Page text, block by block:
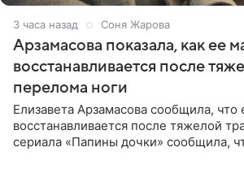
3 часа назад Соня Жарова
Арзамасова показала, как ее
восстанавливается после
перелома ноги
Елизавета Арзамасова сообщила, что
восстанавливается после тяжелой
сериала «Папины дочки» сообщила,